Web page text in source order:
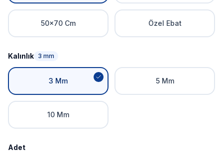
50x70 Cm Özel Ebat
Kalınlık 3 mm
3 Mm 5 Mm
10 Mm
Adet